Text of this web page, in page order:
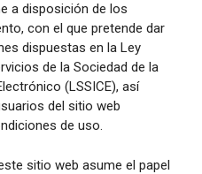
a disposición de los
con el que pretende dar
dispuestas en la Ley
de la Sociedad de la
(LSSICE), así
del sitio web
de uso.
sitio web asume el papel